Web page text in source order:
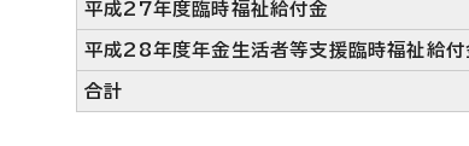
平成27年度臨時福祉給付金
平成28年度年金生活者等支援臨時福祉給付
合計